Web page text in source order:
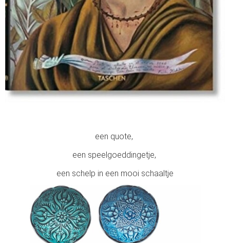
een quote,
een speelgoeddingetje,
een schelp in een mooi schaaltje